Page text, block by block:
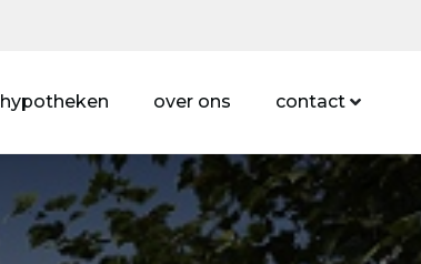
hypotheken over ons contact